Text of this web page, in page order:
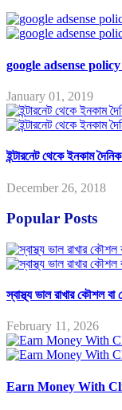
google adsense policy
January 01, 2019
ইন্টারনেট থেকে ইনকাম
December 26, 2018
Popular Posts
স্বাস্থ্য ভাল রাখার কৌশল
February 11, 2026
Earn Money With